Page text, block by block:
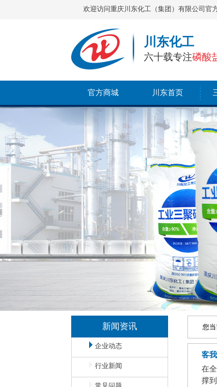
欢迎访问重庆川东化工（集团）有限公司官
川东化工
六十载专注磷酸
官方商城 川东首页
新闻资讯
企业动态
行业新闻
您
客
在
撑